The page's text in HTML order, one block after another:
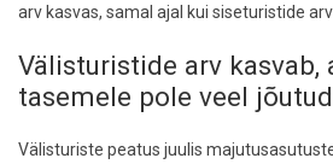
arv kasvas, samal ajal kui siseturistide arv
Välisturistide arv kasvab,
tasemele pole veel jõutud
Välisturiste peatus juulis